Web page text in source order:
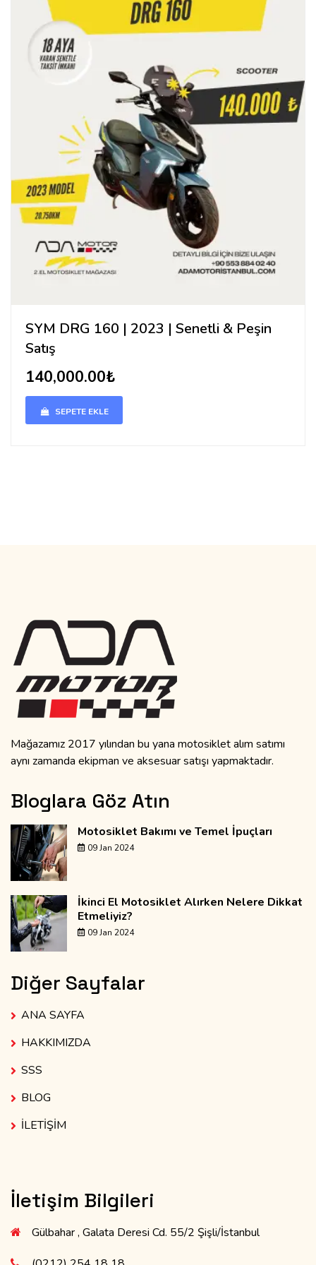
SYM DRG 160 | 2023 | Senetli & Peşin
Satış
140,000.00₺
SEPETE EKLE
Mağazamız 2017 yılından bu yana motosiklet alım satımı
aynı zamanda ekipman ve aksesuar satışı yapmaktadır.
Bloglara Göz Atın
Motosiklet Bakımı ve Temel İpuçları
09 Jan 2024
İkinci El Motosiklet Alırken Nelere Dikkat
Etmeliyiz?
09 Jan 2024
Diğer Sayfalar
ANA SAYFA
HAKKIMIZDA
SSS
BLOG
İLETİŞİM
İletişim Bilgileri
Gülbahar , Galata Deresi Cd. 55/2 Şişli/İstanbul